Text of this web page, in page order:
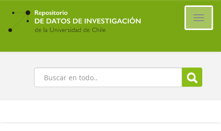
Ir
contenido
principal
Buscar